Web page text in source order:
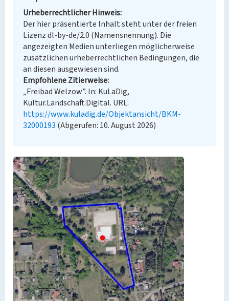
Urheberrechtlicher Hinweis
Der hier präsentierte Inhalt steht unter der freien
Lizenz dl-by-de/2.0 (Namensnennung). Die
angezeigten Medien unterliegen möglicherweise
zusätzlichen urheberrechtlichen Bedingungen, die
an diesen ausgewiesen sind.
Empfohlene Zitierweise
„Freibad Welzow”. In: KuLaDig,
Kultur.Landschaft.Digital. URL:
https://www.kuladig.de/Objektansicht/BKM-
32000193 (Abgerufen: 10. August 2026)